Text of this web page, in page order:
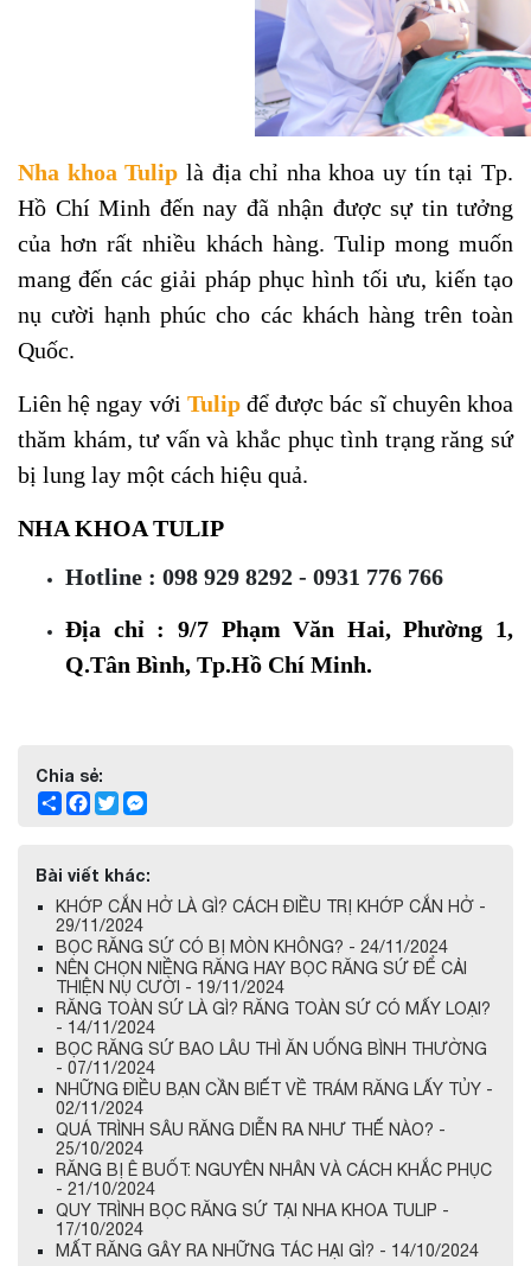
Nha khoa Tulip là địa chỉ nha khoa uy tín tại Tp.
Hồ Chí Minh đến nay đã nhận được sự tin tưởng
của hơn rất nhiều khách hàng. Tulip mong muốn
mang đến các giải pháp phục hình tối ưu, kiến tạo
nụ cười hạnh phúc cho các khách hàng trên toàn
Quốc.
Liên hệ ngay với Tulipđể được bác sĩ chuyên khoa
thăm khám, tư vấn và khắc phục tình trạng răng sứ
bị lung lay một cách hiệu quả.
NHA KHOA TULIP
Hotline : 098 929 8292 - 0931 776 766
Địa chỉ : 9/7 Phạm Văn Hai, Phường 1,
Q.Tân Bình, Tp.Hồ Chí Minh.
Chia sẻ:
ShareFacebook
Twitter
Bài viết khác:
KHỚP CẮN HỞ LÀ GÌ? CÁCH ĐIỀU TRỊ KHỚP CẮN HỞ -
29/11/2024
BỌC RĂNG SỨ CÓ BỊ MÒN KHÔNG? - 24/11/2024
NÊN CHỌN NIỀNG RĂNG HAY BỌC RĂNG SỨ ĐỂ CẢI
THIỆN NỤ CƯỜI - 19/11/2024
RĂNG TOÀN SỨ LÀ GÌ? RĂNG TOÀN SỨ CÓ MẤY LOẠI?
- 14/11/2024
BỌC RĂNG SỨ BAO LÂU THÌ ĂN UỐNG BÌNH THƯỜNG
- 07/11/2024
NHỮNG ĐIỀU BẠN CẦN BIẾT VỀ TRÁM RĂNG LẤY TỦY -
02/11/2024
QUÁ TRÌNH SÂU RĂNG DIỄN RA NHƯ THẾ NÀO? -
25/10/2024
RĂNG BỊ Ê BUỐT: NGUYÊN NHÂN VÀ CÁCH KHẮC PHỤC
- 21/10/2024
QUY TRÌNH BỌC RĂNG SỨ TẠI NHA KHOA TULIP -
17/10/2024
MẤT RĂNG GÂY RA NHỮNG TÁC HẠI GÌ? - 14/10/2024